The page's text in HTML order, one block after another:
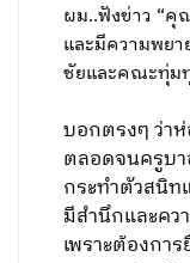
ผม..ฟังข่าว “คุ
และมีความพย
ชัยและคณะทุ่ม
บอกตรงๆ ว่าห่
ตลอดจนครูบ
กระทำตัวสนิ
มีสำนึกและคว
เพราะต้องกา